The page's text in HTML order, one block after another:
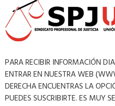
PARA RECIBIR INFORMACIÓN
ENTRAR EN NUESTRA WEB
DERECHA ENCUENTRAS LA
PUEDES SUSCRIBIRTE. ES MUY